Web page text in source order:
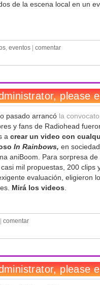
de la escena local en un
, eventos
comentar
pasado arrancó la
y fans de Radiohead
a crear un video con
In Rainbows, en
aniBoom. Para sorpresa de
casi mil propuestas, 200 clips
evaluación, eligieron
Mirá los videos.
comentar